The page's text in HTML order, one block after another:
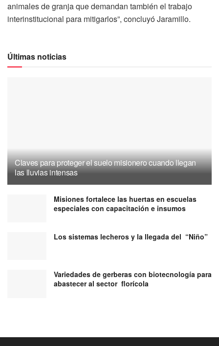
animales de granja que demandan también el trabajo
interinstitucional para mitigarlos”, concluyó Jaramillo.
Últimas noticias
Claves para proteger el suelo misionero cuando llegan
las lluvias intensas
Misiones fortalece las huertas en escuelas
especiales con capacitación e insumos
Los sistemas lecheros y la llegada del “Niño”
Variedades de gerberas con biotecnología para
abastecer al sector florícola